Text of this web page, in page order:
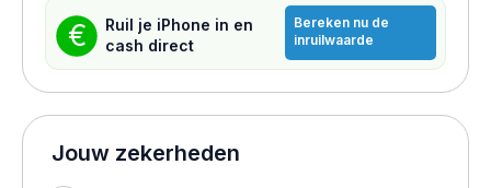
€
Ruil je iPhone in en
cash direct
Bereken nu de
inruilwaarde
Jouw zekerheden